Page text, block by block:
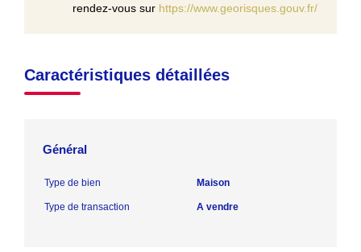
rendez-vous sur https://www.georisques.gouv.fr/
Caractéristiques détaillées
Général
Type de bien Maison
Type de transaction A vendre